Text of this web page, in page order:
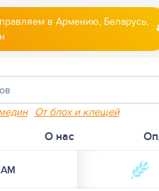
в Армению, Беларусь,
От блох и клещей
О нас